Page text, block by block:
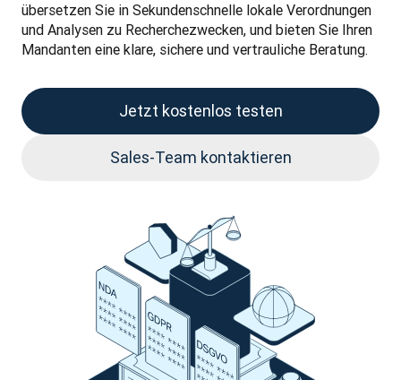
übersetzen Sie in Sekundenschnelle lokale Verordnungen
und Analysen zu Recherchezwecken, und bieten Sie Ihren
Mandanten eine klare, sichere und vertrauliche Beratung.
Jetzt kostenlos testen
Sales-Team kontaktieren